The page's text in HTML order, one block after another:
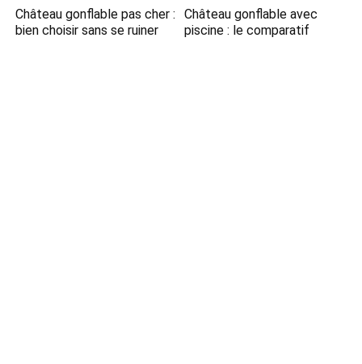
Château gonflable pas cher :
bien choisir sans se ruiner
Château gonflable avec
piscine : le comparatif